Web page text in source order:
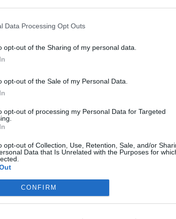
Data Processing Opt Outs
opt-out of the Sharing of my personal data.
opt-out of the Sale of my Personal Data.
opt-out of processing my Personal Data for Targeted
opt-out of Collection, Use, Retention, Sale, and/or
Data that Is Unrelated with the Purposes for
CONFIRM
cikkarchívum
elmúlt 2 év napon belüli
VAGY?